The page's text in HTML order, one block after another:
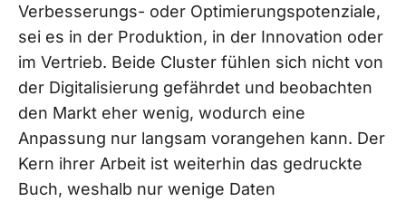
Verbesserungs- oder Optimierungspotenziale,
sei es in der Produktion, in der Innovation oder
im Vertrieb. Beide Cluster fühlen sich nicht von
der Digitalisierung gefährdet und beobachten
den Markt eher wenig, wodurch eine
Anpassung nur langsam vorangehen kann. Der
Kern ihrer Arbeit ist weiterhin das gedruckte
Buch, weshalb nur wenige Daten